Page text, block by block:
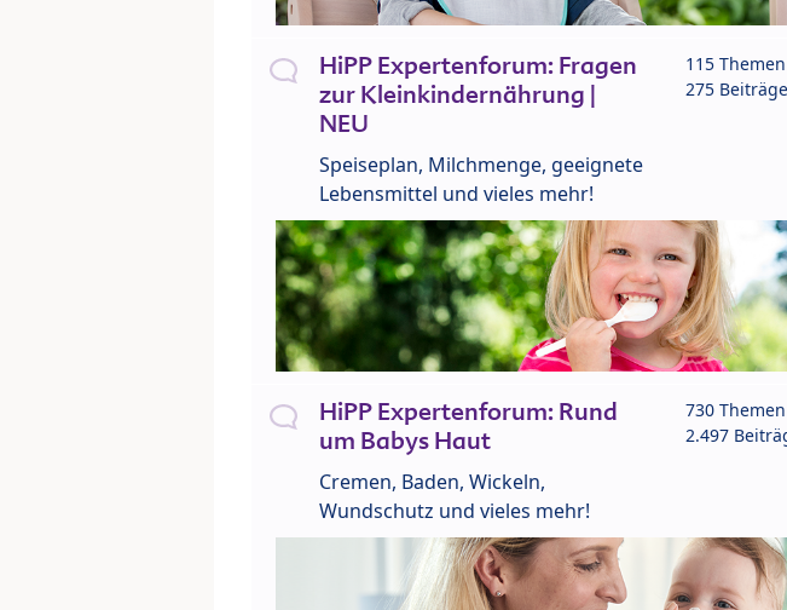
HiPP Expertenforum: Fragen
zur Kleinkindernährung |
NEU
Speiseplan, Milchmenge, geeignete
Lebensmittel und vieles mehr!
115 Themen
275 Beiträge
HiPP Expertenforum: Rund
um Babys Haut
Cremen, Baden, Wickeln,
Wundschutz und vieles mehr!
730 Themen
2.497